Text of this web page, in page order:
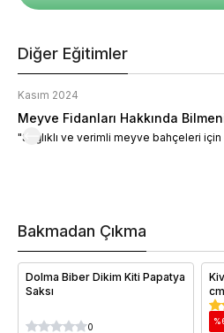
Diğer Eğitimler
Kasım 2024
Meyve Fidanları Hakkında
"Sağlıklı ve verimli meyve bahçeleri için
Bakmadan Çıkma
Dolma Biber Dikim Kiti Papatya
Saksı
0 %